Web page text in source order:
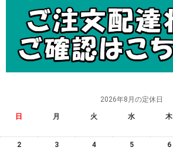
2026年8月の定休日
日 月 火 水 木
2
3 4 5 6